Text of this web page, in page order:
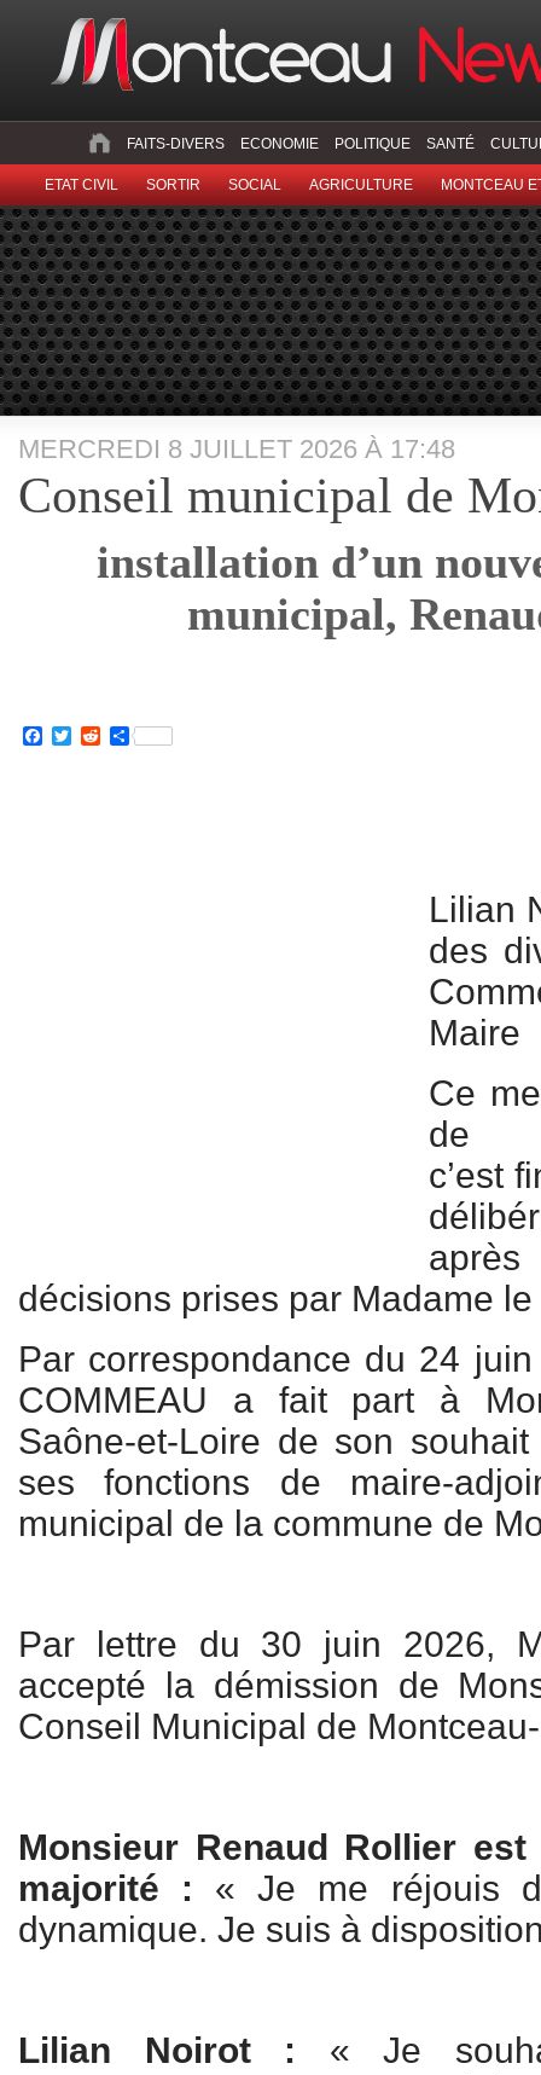
FAITS-DIVERS ECONOMIE POLITIQUE SANTÉ
ETAT CIVIL SORTIR SOCIAL AGRICULTURE MONTCEAU
MERCREDI 8 JUILLET 2026 À 17:48
Conseil municipal de
installation d’un
municipal,
Facebook
TwitterRedditPartager
Lilian
des
Maire
Ce
de
c’est
décisions prises par Madame
Par correspondance du 24
COMMEAU a fait part à
Saône-et-Loire de son
ses fonctions de maire-
municipal de la commune de
Par lettre du 30 juin 2026,
accepté la démission de
Conseil Municipal de
Monsieur Renaud Rollier
majorité : « Je me réjouis
dynamique. Je suis à
Lilian Noirot : « Je